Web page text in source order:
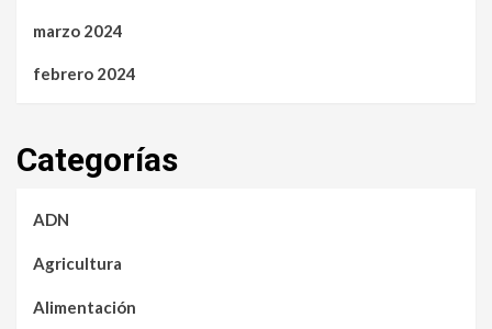
marzo 2024
febrero 2024
Categorías
ADN
Agricultura
Alimentación